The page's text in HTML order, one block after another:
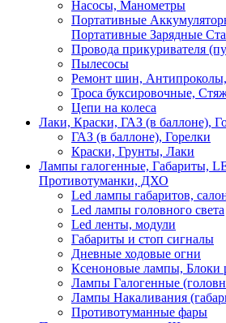
Насосы, Манометры
Портативные
Портативные Зарядные
Провода прикуривателя
Пылесосы
Ремонт шин,
Троса буксировочные,
Цепи на колеса
Лаки, Краски, ГАЗ (в баллоне),
ГАЗ (в баллоне), Горелки
Краски, Грунты, Лаки
Лампы галогенные, Габариты,
Противотуманки, ДХО
Led лампы габаритов,
Led лампы головного света
Led ленты, модули
Габариты и стоп сигналы
Дневные ходовые огни
Ксеноновые лампы, Блоки
Лампы Галогенные
Лампы Накаливания
Противотуманные фары